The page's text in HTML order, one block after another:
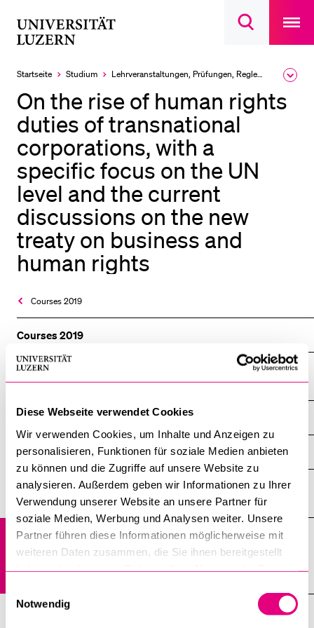
Diese Webseite verwendet Cookies
Wir verwenden Cookies, um Inhalte und Anzeigen zu
personalisieren, Funktionen für soziale Medien anbieten
zu können und die Zugriffe auf unsere Website zu
analysieren. Außerdem geben wir Informationen zu Ihrer
Verwendung unserer Website an unsere Partner für
soziale Medien, Werbung und Analysen weiter. Unsere
Partner führen diese Informationen möglicherweise mit
weiteren Daten zusammen, die Sie ihnen bereitgestellt
Notwendig
Suchdialog
main
Startseite Studium Lehrveranstaltungen, Prüfungen, Reglemente
Courses 2019
Courses 2019
Introduction to the jurisprudence and legal reasoning of the
ECtHR
Indigenous People's Rights
Human Rights Litigation before the ECtHR
Human Rights Violations under a Military Dictatorship: A
Case Study on Myanmar/Burma
On the rise of human rights duties of transnational
corporations, with a specific focus on the UN level and the
The European Convention and the European Court of Human
On the rise of human rights
duties of transnational
corporations, with a
specific focus on the UN
level and the current
discussions on the new
treaty on business and
human rights
LETZTE SUCHEN
DIE UNI FÜR…
Schulklassen und Lehrpersonen
Studien­interessierte
Studierende
Forschende
Mitarbeitende
Alumni
Stellensuchende
BELIEBTE INHALTE
Vorlesungsverzeichnis
Bibliothek
Sportangebot
Menuplan Mensa
Anmeldung und Zulassung